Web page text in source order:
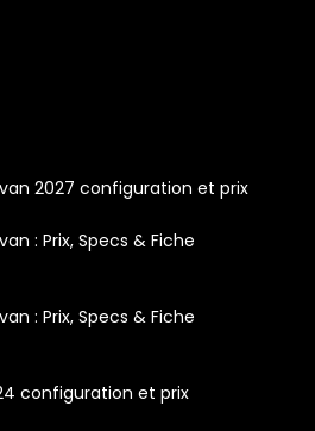
2027 configuration et prix
: Prix, Specs & Fiche
: Prix, Specs & Fiche
configuration et prix